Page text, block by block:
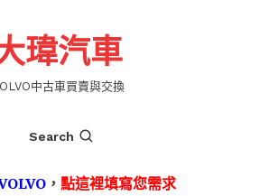
瑋汽車
中古車買賣與交換
Search
， 點這裡填寫您需求